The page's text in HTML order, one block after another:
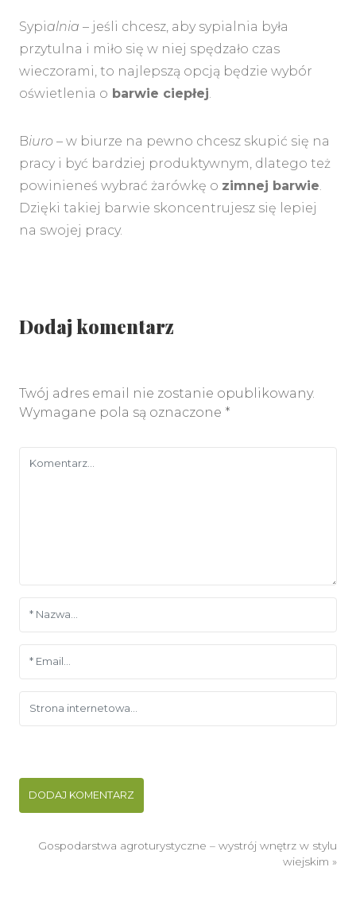
Sypialnia – jeśli chcesz, aby sypialnia była
przytulna i miło się w niej spędzało czas
wieczorami, to najlepszą opcją będzie wybór
oświetlenia o barwie ciepłej
Biuro – w biurze na pewno chcesz skupić się na
pracy i być bardziej produktywnym, dlatego też
powinieneś wybrać żarówkę o zimnej barwie
Dzięki takiej barwie skoncentrujesz się lepiej
na swojej pracy.
Dodaj komentarz
Twój adres email nie zostanie opublikowany.
Wymagane pola są oznaczone *
Gospodarstwa agroturystyczne – wystrój wnętrz w stylu
wiejskim »